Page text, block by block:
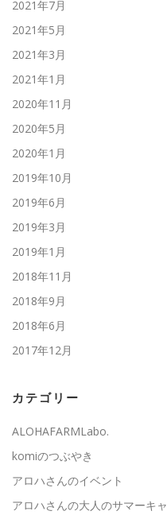
2021年7月
2021年5月
2021年3月
2021年1月
2020年11月
2020年5月
2020年1月
2019年10月
2019年6月
2019年3月
2019年1月
2018年11月
2018年9月
2018年6月
2017年12月
カテゴリー
ALOHAFARMLabo.
komiのつぶやき
アロハさんのイベント
アロハさんの大人のサマーキャ